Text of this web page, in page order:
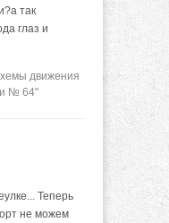
так
глаз и
движения
№ 64"
Теперь
не можем